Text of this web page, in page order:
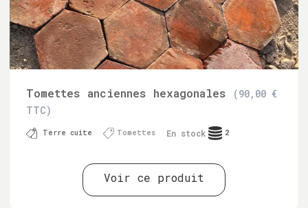
Tomettes anciennes hexagonales
(90,00 €
TTC)
Terre cuite Tomettes En stock 2
Voir ce produit